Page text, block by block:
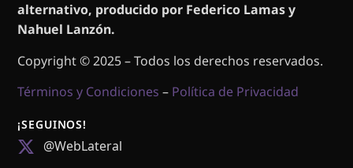
alternativo, producido por Federico Lamas y
Nahuel Lanzón.
Copyright © 2025 – Todos los derechos reservados.
Términos y Condiciones – Política de Privacidad
¡SEGUINOS!
@WebLateral